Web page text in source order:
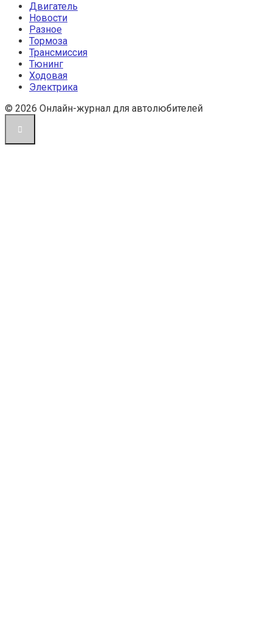
Двигатель
Новости
Разное
Тормоза
Трансмиссия
Тюнинг
Ходовая
Электрика
© 2026 Онлайн-журнал для автолюбителей